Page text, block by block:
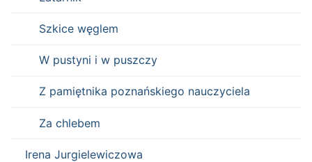
Szkice węglem
W pustyni i w puszczy
Z pamiętnika poznańskiego nauczyciela
Za chlebem
Irena Jurgielewiczowa